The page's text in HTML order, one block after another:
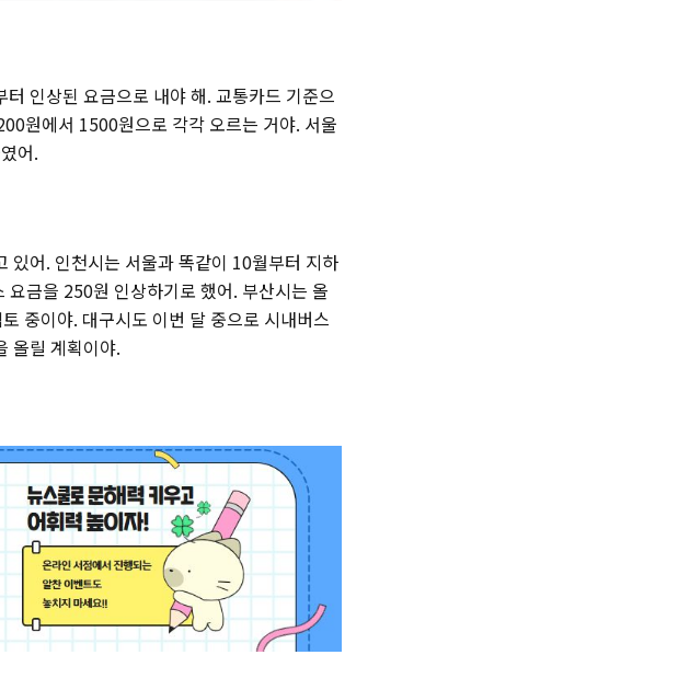
인상된 요금으로 내야 해. 교통카드 기준으
원에서 1500원으로 각각 오르는 거야. 서울
어.
있어. 인천시는 서울과 똑같이 10월부터 지하
금을 250원 인상하기로 했어. 부산시는 올
중이야. 대구시도 이번 달 중으로 시내버스
올릴 계획이야.